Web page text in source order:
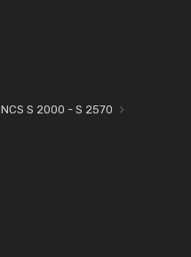
NCS S 2000 - S 2570